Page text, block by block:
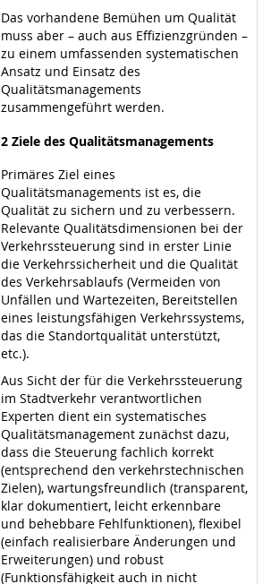
Das vorhandene Bemühen um Qualität
muss aber – auch aus Effizienzgründen –
zu einem umfassenden systematischen
Ansatz und Einsatz des
Qualitätsmanagements
zusammengeführt werden.
2 Ziele des Qualitätsmanagements
Primäres Ziel eines
Qualitätsmanagements ist es, die
Qualität zu sichern und zu verbessern.
Relevante Qualitätsdimensionen bei der
Verkehrssteuerung sind in erster Linie
die Verkehrssicherheit und die Qualität
des Verkehrsablaufs (Vermeiden von
Unfällen und Wartezeiten, Bereitstellen
eines leistungsfähigen Verkehrssystems,
das die Standortqualität unterstützt,
etc.).
Aus Sicht der für die Verkehrssteuerung
im Stadtverkehr verantwortlichen
Experten dient ein systematisches
Qualitätsmanagement zunächst dazu,
dass die Steuerung fachlich korrekt
(entsprechend den verkehrstechnischen
Zielen), wartungsfreundlich (transparent,
klar dokumentiert, leicht erkennbare
und behebbare Fehlfunktionen), flexibel
(einfach realisierbare Änderungen und
Erweiterungen) und robust
(Funktionsfähigkeit auch in nicht